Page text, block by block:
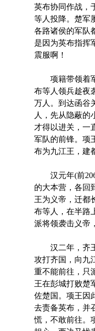
英布协同作战，
等人投降。楚军
各路诸侯的军队
是因为英布指挥
震服啊！
项籍带领着军
布等人领兵趁夜
万人。到达函谷
人，先从隐蔽的
才得以进关，一
军队的前锋。项
布为九江王，建
汉元年(前
的大本营，各回
王为义帝，迁都
布等人，在半路
派将领袭击义帝
汉二年，齐王
攻打齐国，向九
重不能前往，只
王在彭城打败楚
佐楚国。项王因
去责备英布，并
慌，不敢前往。